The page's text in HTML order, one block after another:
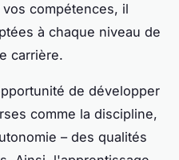
compétences, il
à chaque niveau de
carrière.
de développer
comme la discipline,
– des qualités